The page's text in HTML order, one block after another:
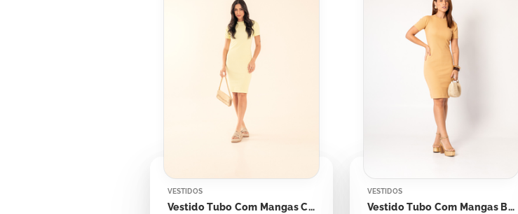
VESTIDOS
Vestido Tubo Com Mangas Canelado Flash Yellow
VESTIDOS
Vestido Tubo Com Mangas Bege Amêndoa